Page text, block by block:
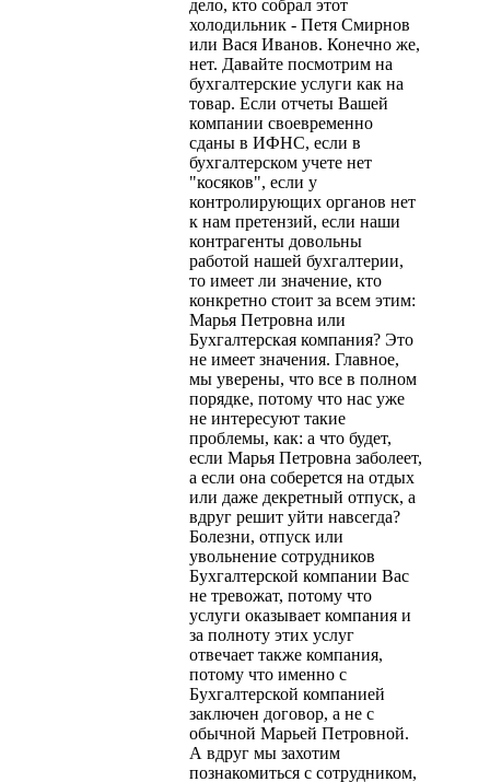
дело, кто собрал этот
холодильник - Петя Смирнов
или Вася Иванов. Конечно же,
нет. Давайте посмотрим на
бухгалтерские услуги как на
товар. Если отчеты Вашей
компании своевременно
сданы в ИФНС, если в
бухгалтерском учете нет
"косяков", если у
контролирующих органов нет
к нам претензий, если наши
контрагенты довольны
работой нашей бухгалтерии,
то имеет ли значение, кто
конкретно стоит за всем этим:
Марья Петровна или
Бухгалтерская компания? Это
не имеет значения. Главное,
мы уверены, что все в полном
порядке, потому что нас уже
не интересуют такие
проблемы, как: а что будет,
если Марья Петровна заболеет,
а если она соберется на отдых
или даже декретный отпуск, а
вдруг решит уйти навсегда?
Болезни, отпуск или
увольнение сотрудников
Бухгалтерской компании Вас
не тревожат, потому что
услуги оказывает компания и
за полноту этих услуг
отвечает также компания,
потому что именно с
Бухгалтерской компанией
заключен договор, а не с
обычной Марьей Петровной.
А вдруг мы захотим
познакомиться с сотрудником,